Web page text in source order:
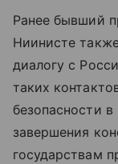
Ранее бывший
Ниинисте
диалогу с
таких
безопасности
завершения
государствам